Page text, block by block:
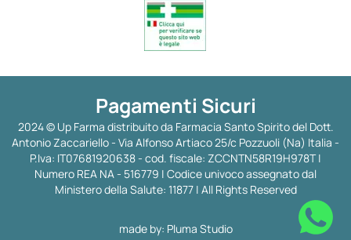
Pagamenti Sicuri
2024 © Up Farma distribuito da Farmacia Santo Spirito del Dott.
Antonio Zaccariello - Via Alfonso Artiaco 25/c Pozzuoli (Na) Italia -
P.Iva: IT07681920638 - cod. fiscale: ZCCNTN58R19H978T |
Numero REA NA - 516779 | Codice univoco assegnato dal
Ministero della Salute: 11877 | All Rights Reserved
made by: Pluma Studio